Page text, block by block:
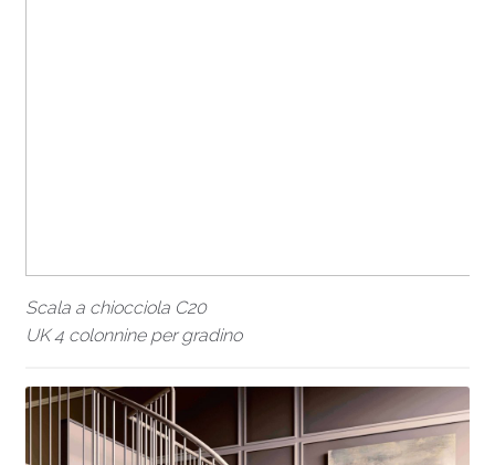
Scala a chiocciola C20
UK 4 colonnine per gradino